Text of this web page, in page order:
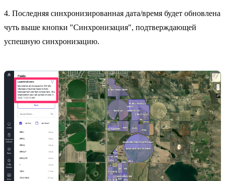
4. Последняя синхронизированная дата/время будет обновлена
чуть выше кнопки "Синхронизация", подтверждающей
успешную синхронизацию.